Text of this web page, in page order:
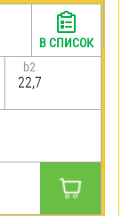
b2
22,7
В СПИСОК